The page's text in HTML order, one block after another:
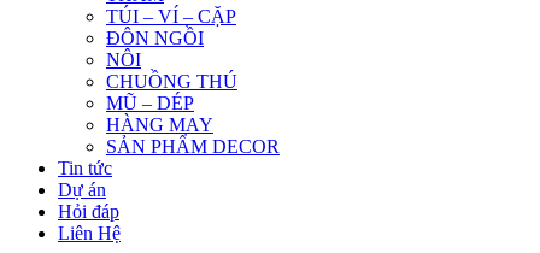
TÚI – VÍ – CẶP
ĐÔN NGỒI
NÔI
CHUỒNG THÚ
MŨ – DÉP
HÀNG MAY
SẢN PHẨM DECOR
Tin tức
Dự án
Hỏi đáp
Liên Hệ